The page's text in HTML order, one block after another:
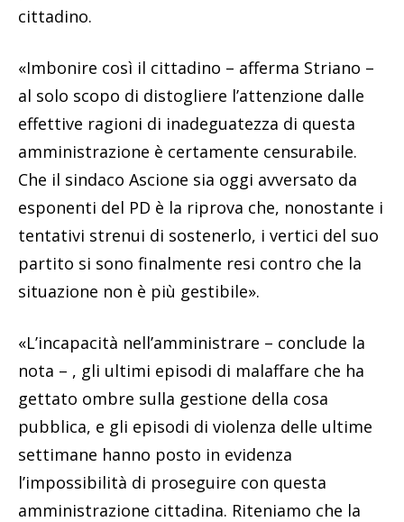
cittadino.
«Imbonire così il cittadino – afferma Striano –
al solo scopo di distogliere l’attenzione dalle
effettive ragioni di inadeguatezza di questa
amministrazione è certamente censurabile.
Che il sindaco Ascione sia oggi avversato da
esponenti del PD è la riprova che, nonostante i
tentativi strenui di sostenerlo, i vertici del suo
partito si sono finalmente resi contro che la
situazione non è più gestibile».
«L’incapacità nell’amministrare – conclude la
nota – , gli ultimi episodi di malaffare che ha
gettato ombre sulla gestione della cosa
pubblica, e gli episodi di violenza delle ultime
settimane hanno posto in evidenza
l’impossibilità di proseguire con questa
amministrazione cittadina. Riteniamo che la